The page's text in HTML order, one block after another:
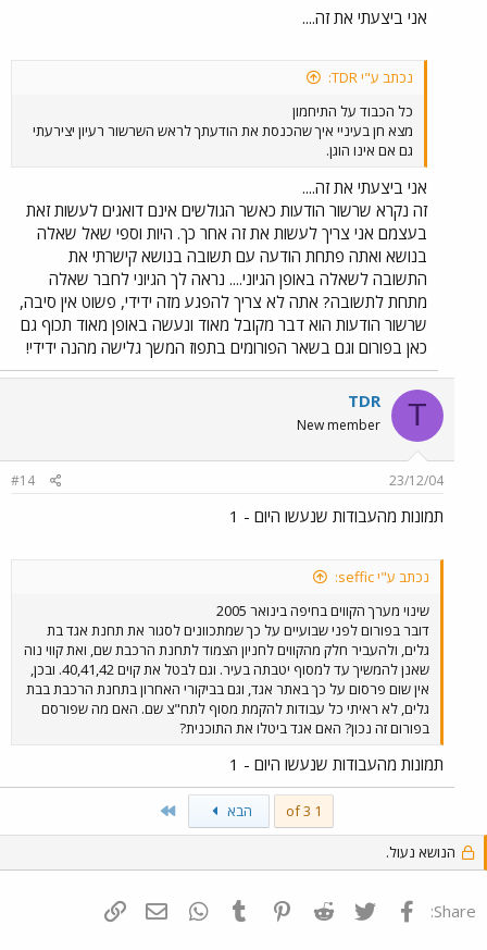
אני ביצעתי את זה....
נכתב ע"י TDR:
כל הכבוד על התיחמון
מצא חן בעיניי איך שהכנסת את הודעתך לראש השרשור רעיון יצירעתי
גם אם אינו הוגן.
אני ביצעתי את זה....
זה נקרא שרשור הודעות כאשר הגולשים אינם דואגים לעשות זאת
בעצמם אני צריך לעשות את זה אחר כך. היות וספי שאל שאלה
בנושא ואתה פתחת הודעה עם תשובה בנושא קישרתי את
התשובה לשאלה באופן הגיוני.... נראה לך הגיוני לחבר שאלה
מתחת לתשובה? אתה לא צריך להפגע מזה ידידי, פשוט אין סיבה,
שרשור הודעות הוא דבר מקובל מאוד ונעשה באופן מאוד תכוף גם
כאן בפורום וגם בשאר הפורומים בתפוז המשך גלישה מהנה ידידי!
T
TDR
New member
23/12/04
#14
תמונות מהעבודות שנעשו היום - 1
נכתב ע"י seffic:
שינוי מערך הקווים בחיפה בינואר 2005
דובר בפורום לפני שבועיים על כך שמתכוונים לסגור את תחנת אגד בת
גלים, ולהעביר חלק מהקווים לחניון הצמוד לתחנת הרכבת שם, ואת קווי נוה
שאנן להמשיך עד למסוף יטבתה בעיר. וגם לבטל את קוים 40,41,42. ובכן,
אין שום פרסום על כך באתר אגד, וגם בביקורי האחרון בתחנת הרכבת בבת
גלים, לא ראיתי כל עבודות להקמת מסוף לתח"צ שם. האם מה שפורסם
בפורום זה נכון? האם אגד ביטלו את התוכנית?
תמונות מהעבודות שנעשו היום - 1
1 of 3 הבא
הנושא נעול.
Share: פייסבוק Twitter
Reddit
Pinterest
Tumblr
WhatsAppדואר אלקטרוני